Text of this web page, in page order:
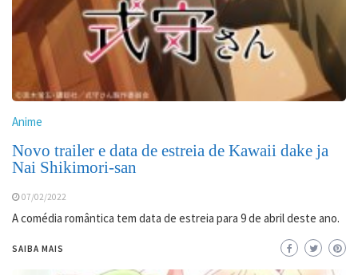
Anime
Novo trailer e data de estreia de Kawaii dake ja
Nai Shikimori-san
07/02/2022
A comédia romântica tem data de estreia para 9 de abril deste ano.
SAIBA MAIS